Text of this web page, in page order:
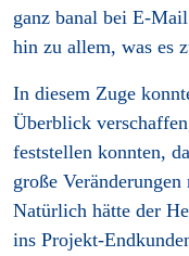
ganz banal bei E-
hin zu allem, was es
In diesem Zuge
Überblick
feststellen konnten,
große
Natürlich hätte der
ins Projekt-